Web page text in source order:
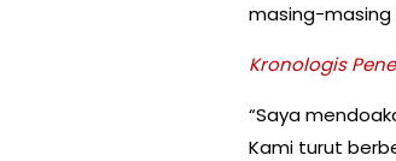
masing-
Kronologis
“Saya
Kami turut